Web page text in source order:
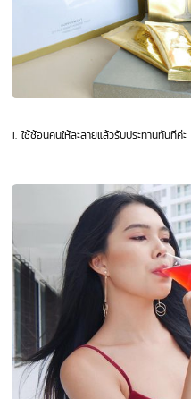
1. ใช้ช้อนคนให้ละลายแล้วรับประทานทันทีค่ะ